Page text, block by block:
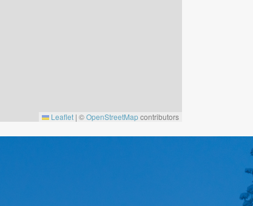
Leaflet | ©OpenStreetMapcontributors